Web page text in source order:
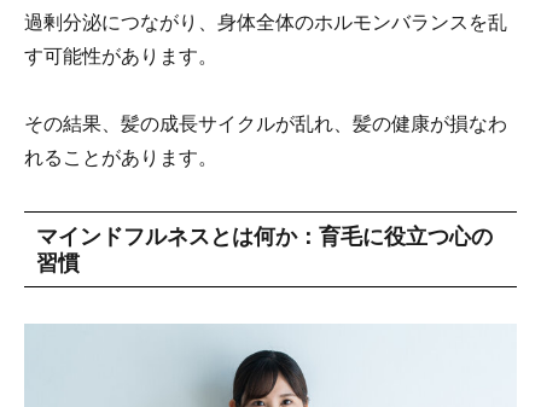
過剰分泌につながり、身体全体のホルモンバランスを乱
す可能性があります。
その結果、髪の成長サイクルが乱れ、髪の健康が損なわ
れることがあります。
マインドフルネスとは何か：育毛に役立つ心の
習慣